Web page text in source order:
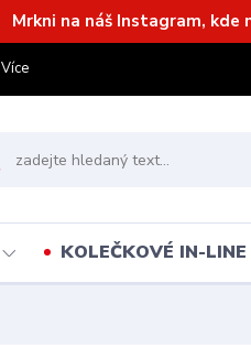
Mrkni na náš Instagram, kde
Více
KOLEČKOVÉ IN-LINE